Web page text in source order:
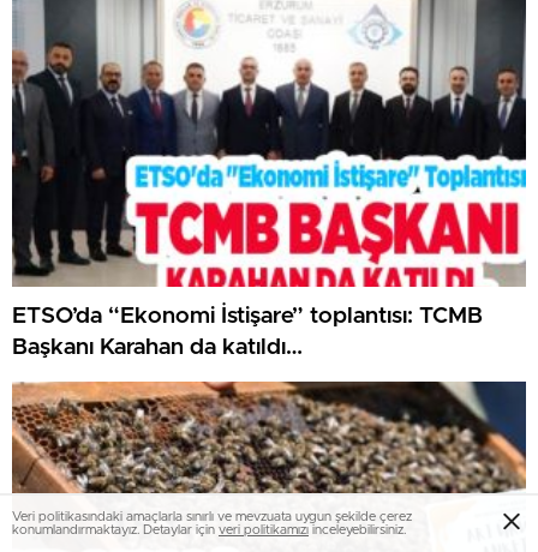
ETSO’da “Ekonomi İstişare” toplantısı: TCMB
Başkanı Karahan da katıldı…
Veri politikasındaki amaçlarla sınırlı ve mevzuata uygun şekilde çerez
konumlandırmaktayız. Detaylar için veri politikamızı inceleyebilirsiniz.